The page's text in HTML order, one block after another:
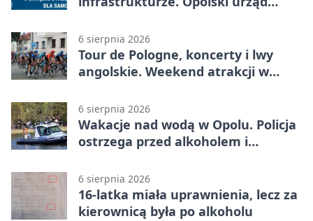
6 sierpnia 2026
Tour de Pologne, koncerty i lwy
angolskie. Weekend atrakcji w
6 sierpnia 2026
Wakacje nad wodą w Opolu. Policja
ostrzega przed alkoholem i
6 sierpnia 2026
16-latka miała uprawnienia, lecz za
kierownicą była po alkoholu